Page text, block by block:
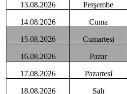
13.08.2026 Perşembe
14.08.2026 Cuma
15.08.2026 Cumartesi
16.08.2026 Pazar
17.08.2026 Pazartesi
18.08.2026 Salı